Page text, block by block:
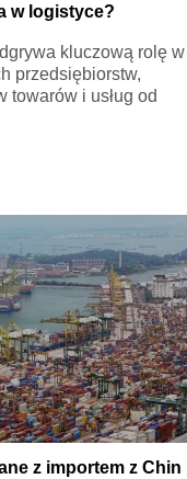
w logistyce?
kluczową rolę w
przedsiębiorstw,
towarów i usług od
z importem z Chin